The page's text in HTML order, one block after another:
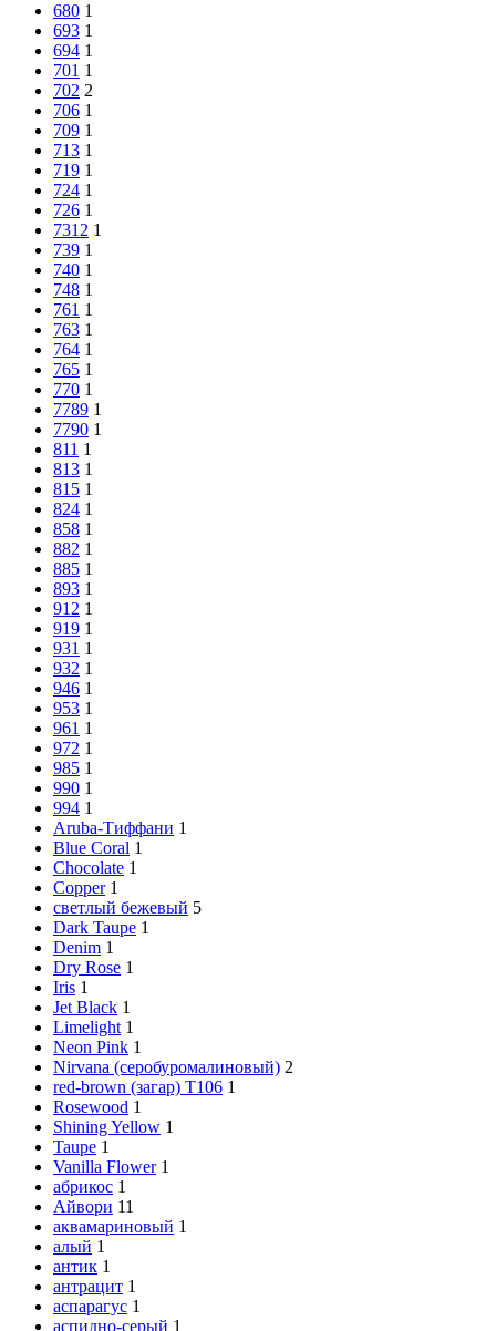
680 1
693 1
694 1
701 1
702 2
706 1
709 1
713 1
719 1
724 1
726 1
7312 1
739 1
740 1
748 1
761 1
763 1
764 1
765 1
770 1
7789 1
7790 1
811 1
813 1
815 1
824 1
858 1
882 1
885 1
893 1
912 1
919 1
931 1
932 1
946 1
953 1
961 1
972 1
985 1
990 1
994 1
Aruba-Тиффани 1
Blue Coral 1
Chocolate 1
Copper 1
cветлый бежевый 5
Dark Taupe 1
Denim 1
Dry Rose 1
Iris 1
Jet Black 1
Limelight 1
Neon Pink 1
Nirvana (серобуромалиновый) 2
red-brown (загар) Т106 1
Rosewood 1
Shining Yellow 1
Taupe 1
Vanilla Flower 1
абрикос 1
Айвори 11
аквамариновый 1
алый 1
антик 1
антрацит 1
аспарагус 1
аспидно-серый 1